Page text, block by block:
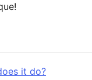
it do?